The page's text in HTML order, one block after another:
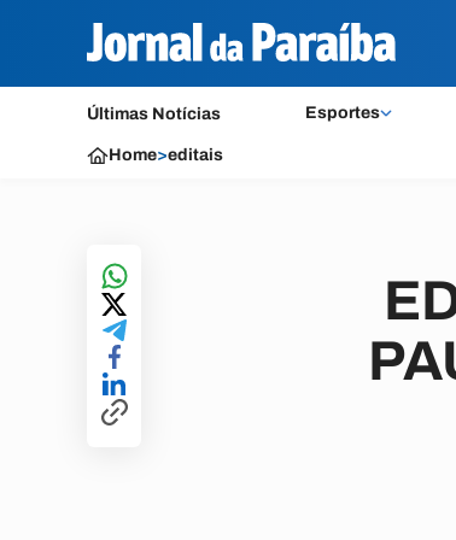
Últimas Notícias Esportes
Home>editais